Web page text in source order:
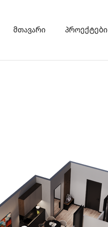
მთავარი პროექტები